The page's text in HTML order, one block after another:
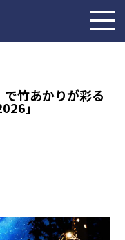
竹あかりが彩る
」